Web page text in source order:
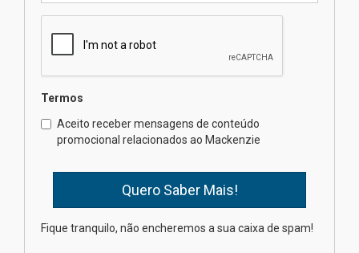
04.08.2026
internacionais
03.08.2026
Oncologista do HUEM ressalta
importância da prevenção e
diagnóstico precoce do câncer
de pulmão
Termos
Aceito receber mensagens de conteúdo
promocional relacionados ao Mackenzie
Fique tranquilo, não encheremos a sua caixa de spam!